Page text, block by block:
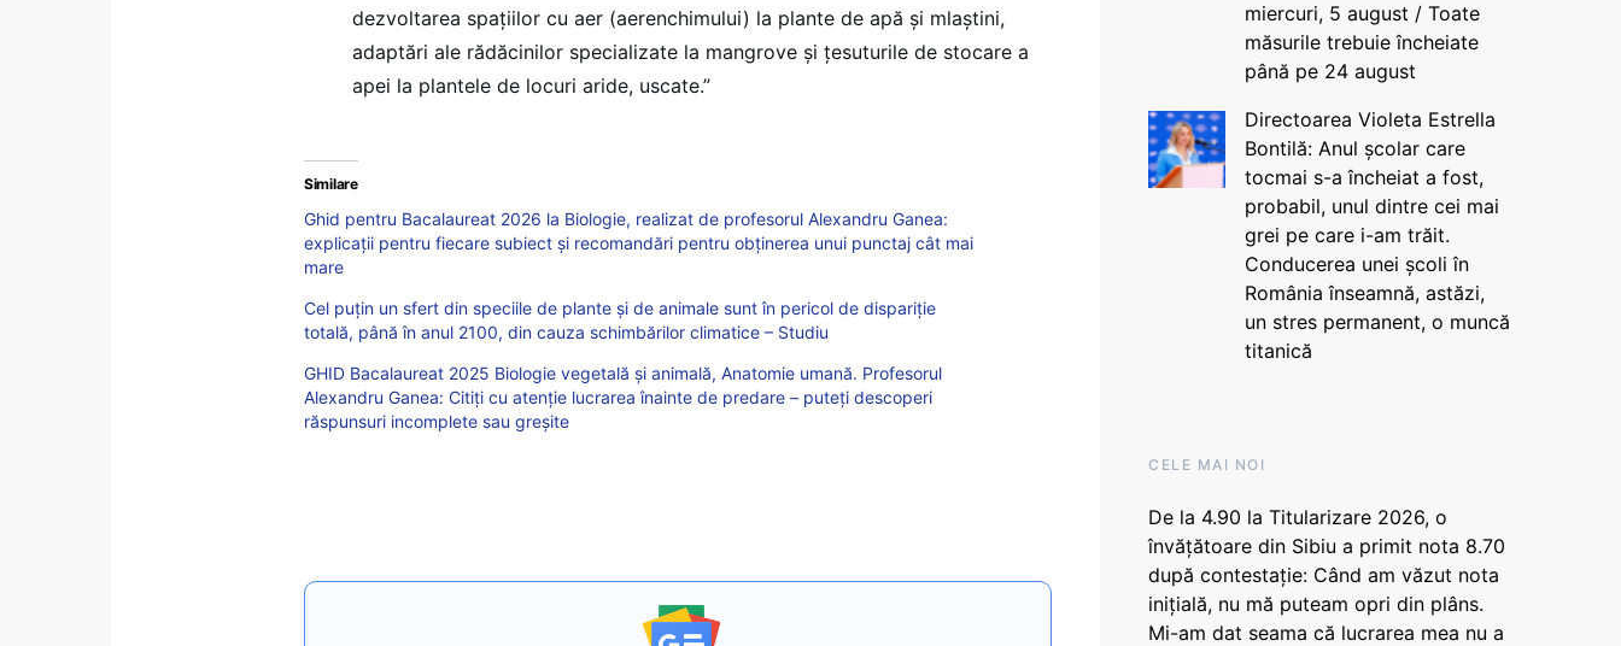
dezvoltarea spațiilor cu aer (aerenchimului) la plante de apă și mlaștini,
adaptări ale rădăcinilor specializate la mangrove și țesuturile de stocare a
apei la plantele de locuri aride, uscate.”
Similare
Ghid pentru Bacalaureat 2026 la Biologie, realizat de profesorul Alexandru Ganea:
explicații pentru fiecare subiect și recomandări pentru obținerea unui punctaj cât mai
mare
Cel puțin un sfert din speciile de plante și de animale sunt în pericol de dispariție
totală, până în anul 2100, din cauza schimbărilor climatice – Studiu
GHID Bacalaureat 2025 Biologie vegetală și animală, Anatomie umană. Profesorul
Alexandru Ganea: Citiți cu atenție lucrarea înainte de predare – puteți descoperi
răspunsuri incomplete sau greșite
miercuri, 5 august / Toate
măsurile trebuie încheiate
până pe 24 august
Directoarea Violeta Estrella
Bontilă: Anul școlar care
tocmai s-a încheiat a fost,
probabil, unul dintre cei mai
grei pe care i-am trăit.
Conducerea unei școli în
România înseamnă, astăzi,
un stres permanent, o muncă
titanică
CELE MAI NOI
De la 4.90 la Titularizare 2026, o
învățătoare din Sibiu a primit nota 8.70
după contestație: Când am văzut nota
inițială, nu mă puteam opri din plâns.
Mi-am dat seama că lucrarea mea nu a